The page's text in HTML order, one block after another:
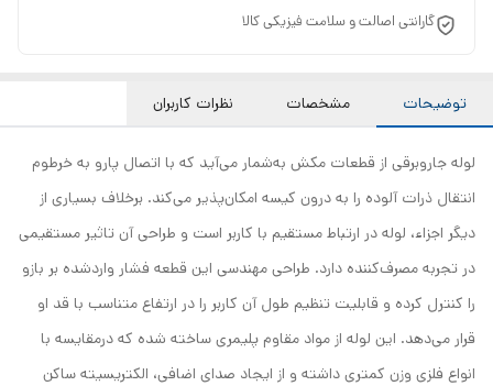
گارانتی اصالت و سلامت فیزیکی کالا
توضیحات مشخصات نظرات کاربران
لوله جاروبرقی از قطعات مکش به‌شمار می‌آید که با اتصال پارو به خرطوم
انتقال ذرات آلوده را به درون کیسه امکان‌پذیر می‌کند. برخلاف بسیاری از
دیگر اجزاء، لوله در ارتباط مستقیم با کاربر است و طراحی آن تاثیر مستقیمی
در تجربه مصرف‌کننده دارد. طراحی مهندسی این قطعه فشار واردشده بر بازو
را کنترل کرده و قابلیت تنظیم طول آن کاربر را در ارتفاع متناسب با قد او
قرار می‌دهد. این لوله از مواد مقاوم پلیمری ساخته شده که درمقایسه با
انواع فلزی وزن کمتری داشته و از ایجاد صدای اضافی، الکتریسیته ساکن